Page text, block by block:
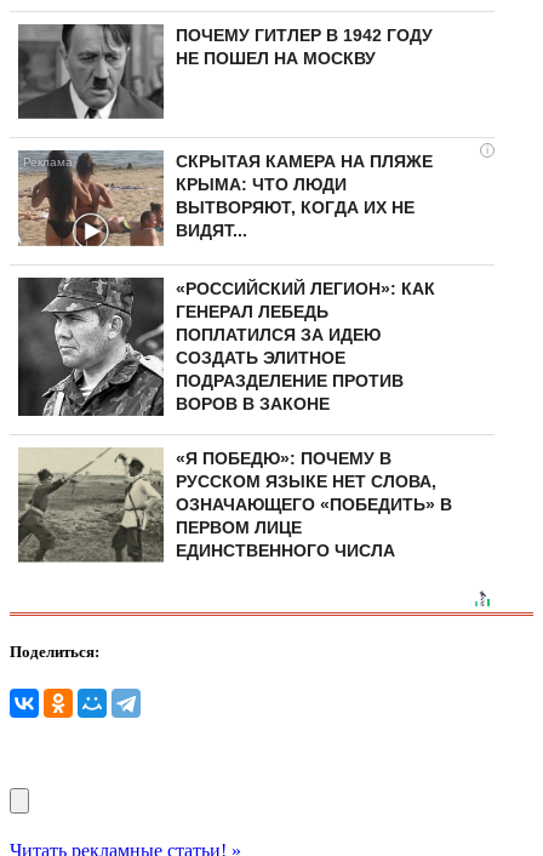
ПОЧЕМУ ГИТЛЕР В 1942 ГОДУ
НЕ ПОШЕЛ НА МОСКВУ
i
СКРЫТАЯ КАМЕРА НА ПЛЯЖЕ
КРЫМА: ЧТО ЛЮДИ
ВЫТВОРЯЮТ, КОГДА ИХ НЕ
ВИДЯТ...
«РОССИЙСКИЙ ЛЕГИОН»: КАК
ГЕНЕРАЛ ЛЕБЕДЬ
ПОПЛАТИЛСЯ ЗА ИДЕЮ
СОЗДАТЬ ЭЛИТНОЕ
ПОДРАЗДЕЛЕНИЕ ПРОТИВ
ВОРОВ В ЗАКОНЕ
«Я ПОБЕДЮ»: ПОЧЕМУ В
РУССКОМ ЯЗЫКЕ НЕТ СЛОВА,
ОЗНАЧАЮЩЕГО «ПОБЕДИТЬ» В
ПЕРВОМ ЛИЦЕ
ЕДИНСТВЕННОГО ЧИСЛА
Поделиться:
Читать рекламные статьи! »